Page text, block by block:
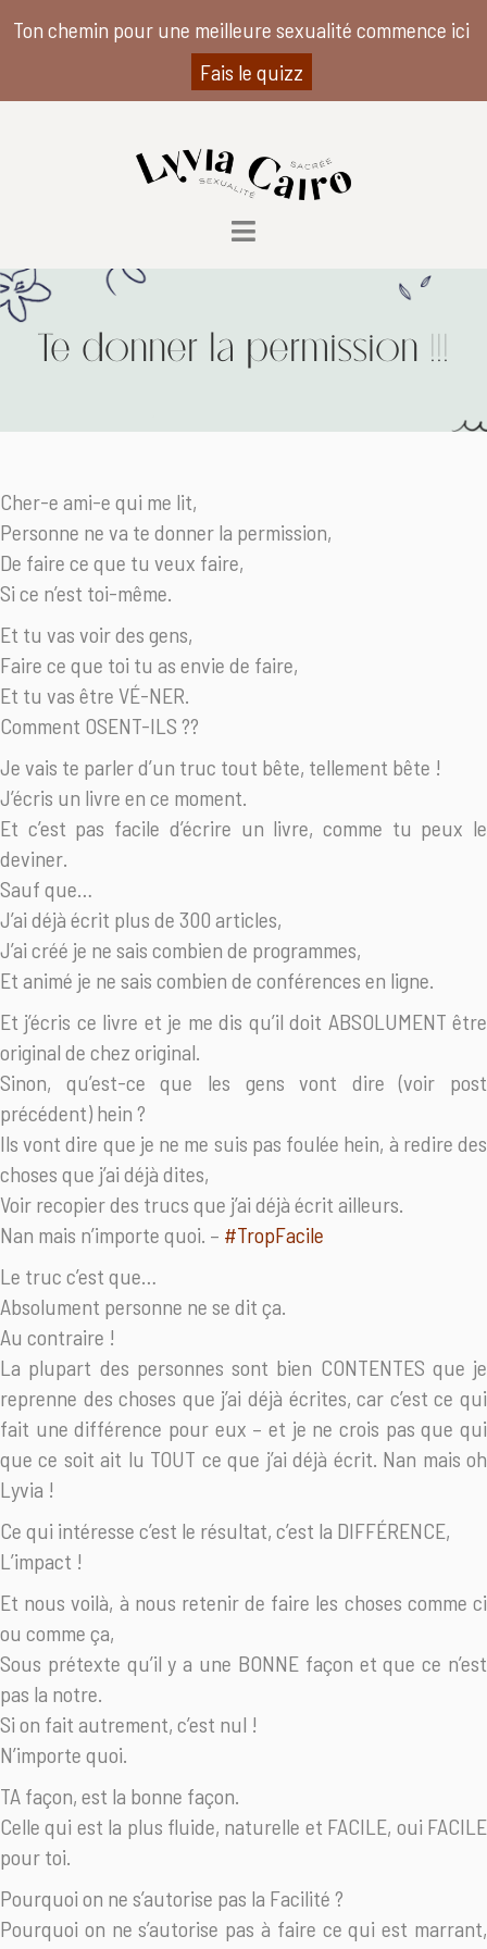
Te donner la permission !!!
Cher-e ami-e qui me lit,
Personne ne va te donner la permission,
De faire ce que tu veux faire,
Si ce n’est toi-même.
Et tu vas voir des gens,
Faire ce que toi tu as envie de faire,
Et tu vas être VÉ-NER.
Comment OSENT-ILS ??
Je vais te parler d’un truc tout bête, tellement bête !
J’écris un livre en ce moment.
Et c’est pas facile d’écrire un livre, comme tu peux le
deviner.
Sauf que…
J’ai déjà écrit plus de 300 articles,
J’ai créé je ne sais combien de programmes,
Et animé je ne sais combien de conférences en ligne.
Et j’écris ce livre et je me dis qu’il doit ABSOLUMENT être
original de chez original.
Sinon, qu’est-ce que les gens vont dire (voir post
précédent) hein ?
Ils vont dire que je ne me suis pas foulée hein, à redire des
choses que j’ai déjà dites,
Voir recopier des trucs que j’ai déjà écrit ailleurs.
Nan mais n’importe quoi. – #TropFacile
Le truc c’est que…
Absolument personne ne se dit ça.
Au contraire !
La plupart des personnes sont bien CONTENTES que je
reprenne des choses que j’ai déjà écrites, car c’est ce qui
fait une différence pour eux – et je ne crois pas que qui
que ce soit ait lu TOUT ce que j’ai déjà écrit. Nan mais oh
Lyvia !
Ce qui intéresse c’est le résultat, c’est la DIFFÉRENCE,
L’impact !
Et nous voilà, à nous retenir de faire les choses comme ci
ou comme ça,
Sous prétexte qu’il y a une BONNE façon et que ce n’est
pas la notre.
Si on fait autrement, c’est nul !
N’importe quoi.
TA façon, est la bonne façon.
Celle qui est la plus fluide, naturelle et FACILE, oui FACILE
pour toi.
Pourquoi on ne s’autorise pas la Facilité ?
Pourquoi on ne s’autorise pas à faire ce qui est marrant,
Ton chemin pour une meilleure sexualité commence ici
Fais le quizz